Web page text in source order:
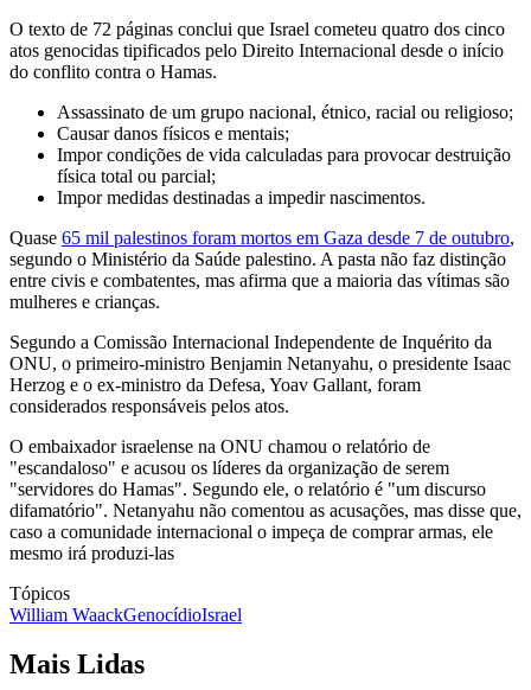
O texto de 72 páginas conclui que Israel cometeu quatro dos cinco
atos genocidas tipificados pelo Direito Internacional desde o início
do conflito contra o Hamas.
Assassinato de um grupo nacional, étnico, racial ou religioso;
Causar danos físicos e mentais;
Impor condições de vida calculadas para provocar destruição
física total ou parcial;
Impor medidas destinadas a impedir nascimentos.
Quase 65 mil palestinos foram mortos em Gaza desde 7 de outubro,
segundo o Ministério da Saúde palestino. A pasta não faz distinção
entre civis e combatentes, mas afirma que a maioria das vítimas são
mulheres e crianças.
Segundo a Comissão Internacional Independente de Inquérito da
ONU, o primeiro-ministro Benjamin Netanyahu, o presidente Isaac
Herzog e o ex-ministro da Defesa, Yoav Gallant, foram
considerados responsáveis pelos atos.
O embaixador israelense na ONU chamou o relatório de
"escandaloso" e acusou os líderes da organização de serem
"servidores do Hamas". Segundo ele, o relatório é "um discurso
difamatório". Netanyahu não comentou as acusações, mas disse que,
caso a comunidade internacional o impeça de comprar armas, ele
mesmo irá produzi-las
Tópicos
William WaackGenocídioIsrael
Mais Lidas